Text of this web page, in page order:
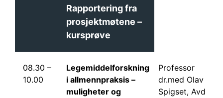
Rapportering fra
prosjektmøtene –
kursprøve
08.30 –
10.00
Legemiddelforskning
i allmennpraksis –
muligheter og
Professor
dr.med Olav
Spigset, Avd